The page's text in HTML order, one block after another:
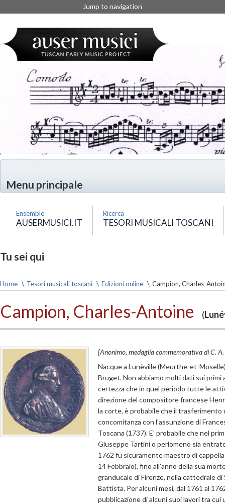
Jump to navigation
Menu principale
Ensemble
AUSERMUSICI.IT
Ricerca
TESORI MUSICALI TOSCANI
Tu sei qui
Home \ Tesori musicali toscani \ Edizioni online \ Campion, Charles-
Campion, Charles-Antoine (
[Anonimo, medaglia commemorativa di C.
Nacque a Lunèville (Meurthe-et-
Bruget. Non abbiamo molti dati sui primi
certezza che in quel periodo tutte le
direzione del compositore francese
la corte, è probabile che il trasferimento
concomitanza con l’assunzione di
Toscana (1737). E’ probabile che nel
Giuseppe Tartini o perlomeno sia
1762 fu sicuramente maestro di
14 Febbraio), fino all’anno della sua
granducale di Firenze, nella cattedrale di
Battista. Per alcuni mesi, dal 1761 al
pubblicazione di alcuni suoi lavori tra cui